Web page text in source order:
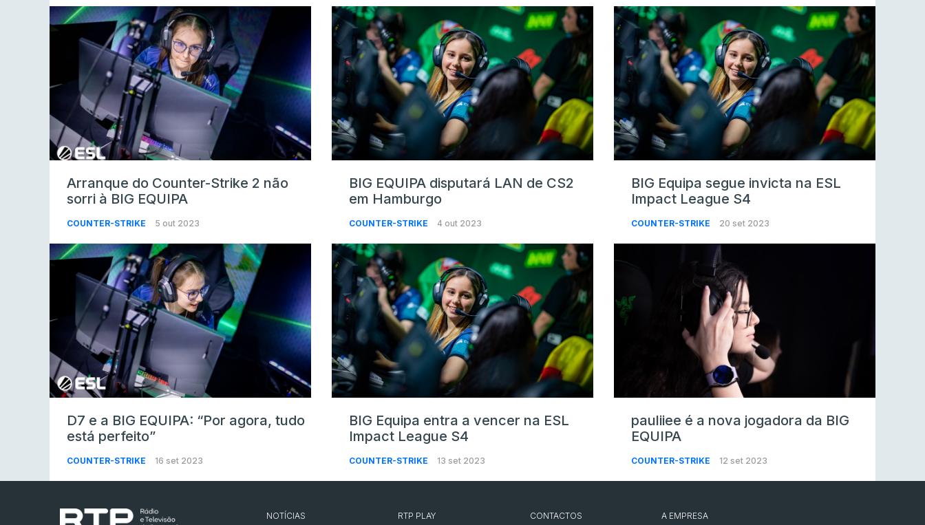
Arranque do Counter-Strike 2 não
sorri à BIG EQUIPA
COUNTER-STRIKE 5 out 2023
BIG EQUIPA disputará LAN de CS2
em Hamburgo
COUNTER-STRIKE 4 out 2023
BIG Equipa segue invicta na ESL
Impact League S4
COUNTER-STRIKE 20 set 2023
D7 e a BIG EQUIPA: “Por agora, tudo
está perfeito”
COUNTER-STRIKE 16 set 2023
BIG Equipa entra a vencer na ESL
Impact League S4
COUNTER-STRIKE 13 set 2023
pauliiee é a nova jogadora da BIG
EQUIPA
COUNTER-STRIKE 12 set 2023
NOTÍCIAS RTP PLAY CONTACTOS A EMPRESA